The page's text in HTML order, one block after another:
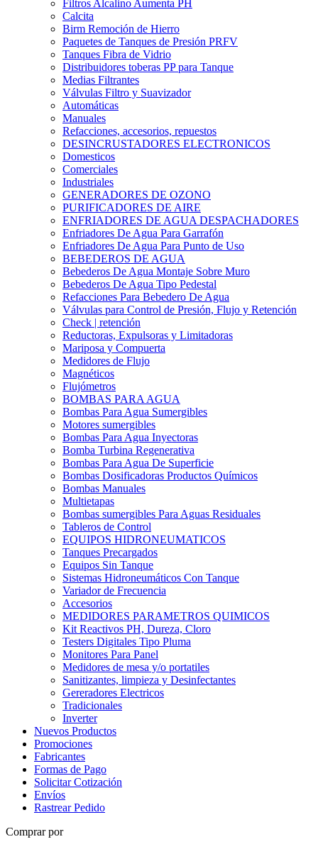
Filtros Alcalino Aumenta PH
Calcita
Birm Remoción de Hierro
Paquetes de Tanques de Presión PRFV
Tanques Fibra de Vidrio
Distribuidores toberas PP para Tanque
Medias Filtrantes
Válvulas Filtro y Suavizador
Automáticas
Manuales
Refacciones, accesorios, repuestos
DESINCRUSTADORES ELECTRONICOS
Domesticos
Comerciales
Industriales
GENERADORES DE OZONO
PURIFICADORES DE AIRE
ENFRIADORES DE AGUA DESPACHADORES
Enfriadores De Agua Para Garrafón
Enfriadores De Agua Para Punto de Uso
BEBEDEROS DE AGUA
Bebederos De Agua Montaje Sobre Muro
Bebederos De Agua Tipo Pedestal
Refacciones Para Bebedero De Agua
Válvulas para Control de Presión, Flujo y Retención
Check | retención
Reductoras, Expulsoras y Limitadoras
Mariposa y Compuerta
Medidores de Flujo
Magnéticos
Flujómetros
BOMBAS PARA AGUA
Bombas Para Agua Sumergibles
Motores sumergibles
Bombas Para Agua Inyectoras
Bomba Turbina Regenerativa
Bombas Para Agua De Superficie
Bombas Dosificadoras Productos Químicos
Bombas Manuales
Multietapas
Bombas sumergibles Para Aguas Residuales
Tableros de Control
EQUIPOS HIDRONEUMATICOS
Tanques Precargados
Equipos Sin Tanque
Sistemas Hidroneumáticos Con Tanque
Variador de Frecuencia
Accesorios
MEDIDORES PARAMETROS QUIMICOS
Kit Reactivos PH, Dureza, Cloro
Testers Digitales Tipo Pluma
Monitores Para Panel
Medidores de mesa y/o portatiles
Sanitizantes, limpieza y Desinfectantes
Gereradores Electricos
Tradicionales
Inverter
Nuevos Productos
Promociones
Fabricantes
Formas de Pago
Solicitar Cotización
Envíos
Rastrear Pedido
Comprar por